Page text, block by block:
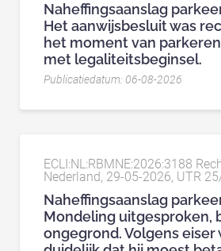
Naheffingsaanslag
Het aanwijsbesluit was
het moment van
met legaliteitsbeginsel.
Publicatiedatum: 06-08-2026
ECLI:NL:RBMNE:2026:3188
Nederland, 29-05-2026, UTR
Naheffingsaanslag
Mondeling uitgesproken,
ongegrond. Volgens eiser